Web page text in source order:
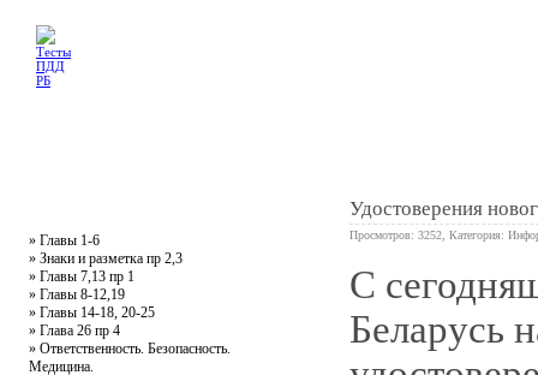
» Главы 1-6
» Знаки и разметка пр 2,3
» Главы 7,13 пр 1
» Главы 8-12,19
» Главы 14-18, 20-25
» Глава 26 пр 4
» Ответственность. Безопасность.
Медицина.
Удостоверения
Просмотров: 3252, Категория:
С
Беларусь